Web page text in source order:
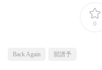
0
Back Again 習譜予